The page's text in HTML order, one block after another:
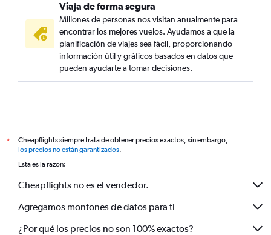
Viaja de forma segura
Millones de personas nos visitan anualmente para
encontrar los mejores vuelos. Ayudamos a que la
planificación de viajes sea fácil, proporcionando
información útil y gráficos basados en datos que
pueden ayudarte a tomar decisiones.
*
Cheapflights siempre trata de obtener precios exactos, sin embargo,
los precios no están garantizados.
Esta es la razón:
Cheapflights no es el vendedor.
Agregamos montones de datos para ti
¿Por qué los precios no son 100% exactos?